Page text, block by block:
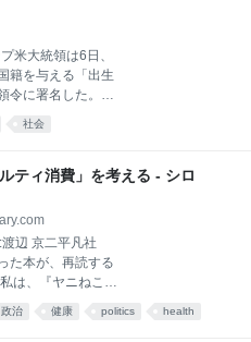
米大統領は6日、
籍を与える「出生
令に署名した。米
ズム」を禁じる内​
政権の出生地主義
決を受け、出産ツ
と強化する方針を
ワイトハウスで記
、国籍取得の出産
裁の違憲判断につ
た上で、「これは
る」と語った。 ス
社会
ティ消費」を考える - シロ
辺 京二平凡社
た本が、再読する
は、『ヤニねこ』
ん』を思い出しな
象を得た。 衛生化
政治 健康 politics health